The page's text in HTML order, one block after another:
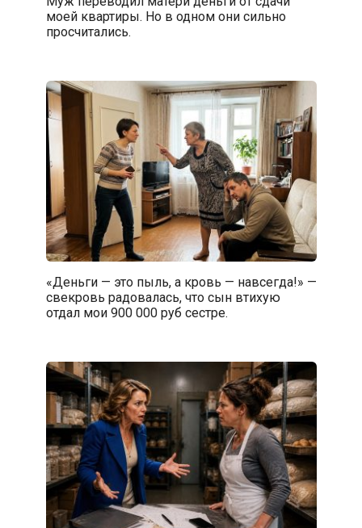
моей квартиры. Но в одном они сильно
просчитались.
«Деньги — это пыль, а кровь — навсегда!» —
свекровь радовалась, что сын втихую
отдал мои 900 000 руб сестре.